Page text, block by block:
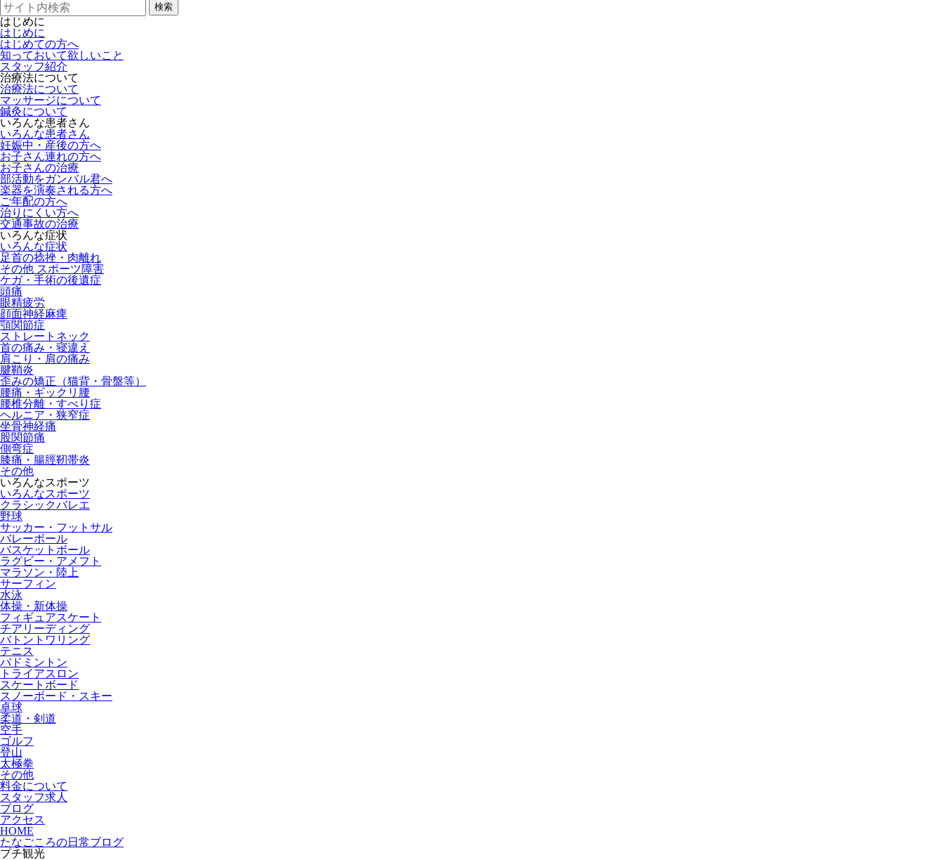
検索
はじめに
はじめに
はじめての方へ
知っておいて欲しいこと
スタッフ紹介
治療法について
治療法について
マッサージについて
鍼灸について
いろんな患者さん
いろんな患者さん
妊娠中・産後の方へ
お子さん連れの方へ
お子さんの治療
部活動をガンバル君へ
楽器を演奏される方へ
ご年配の方へ
治りにくい方へ
交通事故の治療
いろんな症状
いろんな症状
足首の捻挫・肉離れ
その他 スポーツ障害
ケガ・手術の後遺症
頭痛
眼精疲労
顔面神経麻痺
顎関節症
ストレートネック
首の痛み・寝違え
肩こり・肩の痛み
腱鞘炎
歪みの矯正（猫背・骨盤等）
腰痛・ギックリ腰
腰椎分離・すべり症
ヘルニア・狭窄症
坐骨神経痛
股関節痛
側弯症
膝痛・腸脛靭帯炎
その他
いろんなスポーツ
いろんなスポーツ
クラシックバレエ
野球
サッカー・フットサル
バレーボール
バスケットボール
ラグビー・アメフト
マラソン・陸上
サーフィン
水泳
体操・新体操
フィギュアスケート
チアリーディング
バトントワリング
テニス
バドミントン
トライアスロン
スケートボード
スノーボード・スキー
卓球
柔道・剣道
空手
ゴルフ
登山
太極拳
その他
料金について
スタッフ求人
ブログ
アクセス
HOME
たなごころの日常ブログ
プチ観光